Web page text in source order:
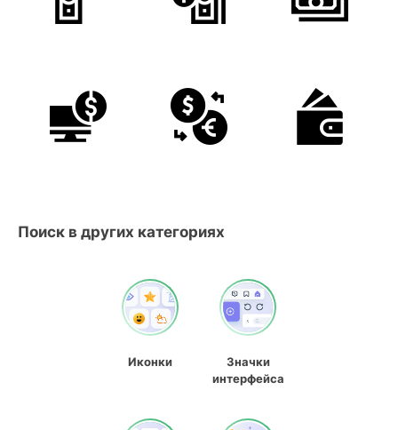
Поиск в других категориях
Иконки
Значки
интерфейса